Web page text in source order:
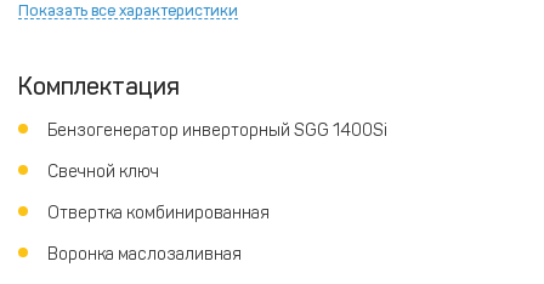
Показать все характеристики
Комплектация
Бензогенератор инверторный SGG 1400Si
Свечной ключ
Отвертка комбинированная
Воронка маслозаливная